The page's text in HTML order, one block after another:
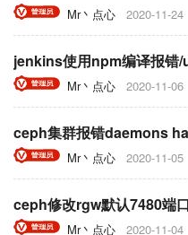
Mr丶点心 2020-11-24
Mr丶点心 2020-11-06
Mr丶点心 2020-11-05
ceph修改rgw默认7480端
Mr丶点心 2020-11-04